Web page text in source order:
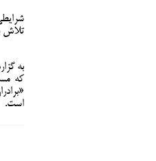
تلاش
به
که
است.